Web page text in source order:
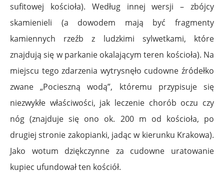
sufitowej kościoła). Według innej wersji – zbójcy
skamienieli (a dowodem mają być fragmenty
kamiennych rzeźb z ludzkimi sylwetkami, które
znajdują się w parkanie okalającym teren kościoła). Na
miejscu tego zdarzenia wytrysnęło cudowne źródełko
zwane „Pocieszną wodą”, któremu przypisuje się
niezwykłe właściwości, jak leczenie chorób oczu czy
nóg (znajduje się ono ok. 200 m od kościoła, po
drugiej stronie zakopianki, jadąc w kierunku Krakowa).
Jako wotum dziękczynne za cudowne uratowanie
kupiec ufundował ten kościół.